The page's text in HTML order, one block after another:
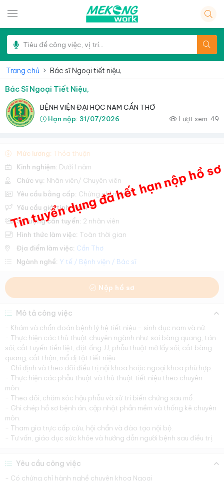
Trang chủ Bác sĩ Ngoại tiết niệu,
Bác Sĩ Ngoại Tiết Niệu,
BỆNH VIỆN ĐẠI HỌC NAM CẦN THƠ
Hạn nộp: 31/07/2026 Lượt xem: 49
Mức lương: Thỏa thuận
Kinh nghiệm: Dưới 1 năm
Chức vụ: Nhân viên/ Chuyên viên
Yêu cầu bằng cấp: Chứng chỉ nghề
Yêu cầu giới tính:Nam
Số lượng cần tuyển: 2 nhân viên
Hình thức làm việc: Toàn thời gian
Địa điểm làm việc: Cần Thơ
Ngành nghề: Y tế / Bệnh viện / Bác sĩ
Nộp hồ sơ
Mô tả công việc
- Khám và chẩn đoán bệnh lý hệ tiết niệu – sinh dục nam và nữ.
- Thực hiện các thủ thuật chuyên ngành như: soi bàng quang, tán
sỏi, cắt tuyến tiền liệt, đặt ống JJ, phẫu thuật mở lấy sỏi, cắt bàng
quang, cắt thận, mổ dị tật tiết niệu...
- Chỉ định và theo dõi điều trị nội khoa hoặc ngoại khoa phù hợp.
- Thực hiện các phẫu thuật và thủ thuật tiết niệu theo chuyên
môn.
- Theo dõi, chăm sóc hậu phẫu và xử trí biến chứng sau mổ.
- Ghi chép hồ sơ bệnh án, cập nhật phần mềm và thống kê chuyên
môn.
- Tham gia trực cấp cứu, hội chẩn và đào tạo nội bộ.
- Tư vấn, giáo dục sức khỏe và hướng dẫn người bệnh sau điều trị.
Yêu cầu công việc
- Có chứng chỉ hành nghề chuyên khoa Ngoại
Tin tuyển dụng đã hết hạn nộp hồ sơ